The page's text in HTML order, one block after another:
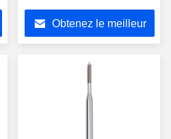
Obtenez le meilleur